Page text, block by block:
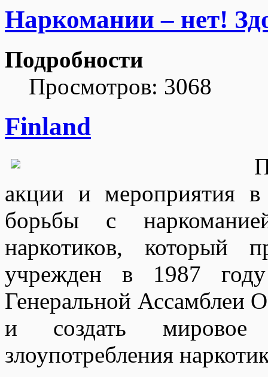
Наркомании – нет!
Подробности
Просмотров: 3068
Finland
акции и мероприятия
борьбы с
наркотиков,
учрежден в 1987
Генеральной Ассамблеи
и создать мировое
злоупотребления